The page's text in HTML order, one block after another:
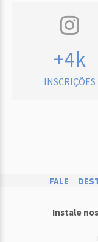
+4k
INSCRIÇÕES
FALE
Instale